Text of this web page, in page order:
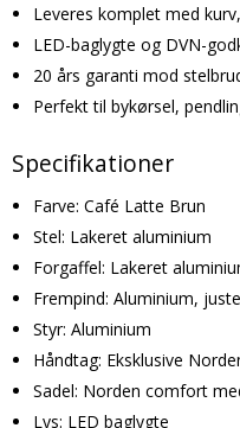
Leveres komplet med
LED-baglygte og DVN-
20 års garanti mod
Perfekt til bykørsel,
Specifikationer
Farve: Café Latte Brun
Stel: Lakeret aluminium
Forgaffel: Lakeret
Frempind: Aluminium,
Styr: Aluminium
Håndtag: Eksklusive
Sadel: Norden comfort
Lys: LED baglygte